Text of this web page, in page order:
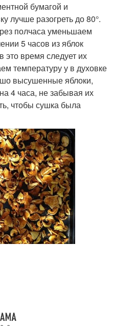
бумагой и
лучше разогреть до 80°.
полчаса уменьшаем
5 часов из яблок
это время следует их
температуру у в духовке
высушенные яблоки,
4 часа, не забывая их
чтобы сушка была